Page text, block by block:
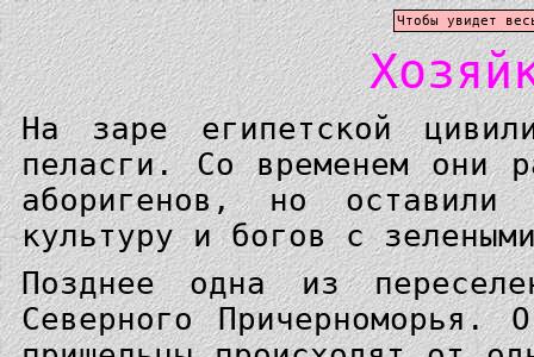
Чтобы увидет
На заре египетской
пеласги. Со временем они
аборигенов, но
культуру и богов с
Позднее одна из
Северного Причерноморья.